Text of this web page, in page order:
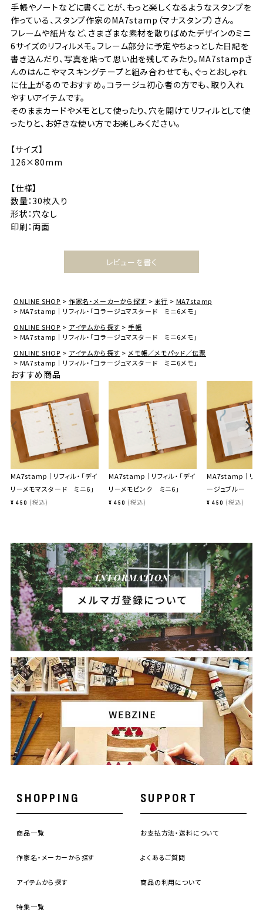
手帳やノートなどに書くことが、もっと楽しくなるようなスタンプを
作っている、スタンプ作家のMA7stamp（マナスタンプ）さん。
フレームや紙片など、さまざまな素材を散りばめたデザインのミニ
6サイズのリフィルメモ。フレーム部分に予定やちょっとした日記を
書き込んだり、写真を貼って思い出を残してみたり。MA7stampさ
んのはんこやマスキングテープと組み合わせても、ぐっとおしゃれ
に仕上がるのでおすすめ。コラージュ初心者の方でも、取り入れ
やすいアイテムです。
そのままカードやメモとして使ったり、穴を開けてリフィルとして使
ったりと、お好きな使い方でお楽しみください。
【サイズ】
126×80mm
【仕様】
数量：30枚入り
形状：穴なし
印刷：両面
レビューを書く
ONLINE SHOP 作家名・メーカーから探す ま行
MA7stamp
MA7stamp｜リフィル・「コラージュマスタード ミニ6メモ」
ONLINE SHOP
アイテムから探す
手帳
MA7stamp｜リフィル・「コラージュマスタード ミニ6メモ」
ONLINE SHOP
アイテムから探す
メモ帳／メモパッド／伝票
MA7stamp｜リフィル・「コラージュマスタード ミニ6メモ」
おすすめ商品
MA7stamp｜リフィル・「デイ
リーメモマスタード ミニ6」
¥ 450 税込
MA7stamp｜リフィル・「デイ
リーメモピンク ミニ6」
¥ 450 税込
MA7stamp｜リフ
ージュブルー ミ
¥ 450 税込
SHOPPING
商品一覧
作家名・メーカーから探す
アイテムから探す
特集一覧
SUPPORT
お支払方法・送料について
よくあるご質問
商品の利用について